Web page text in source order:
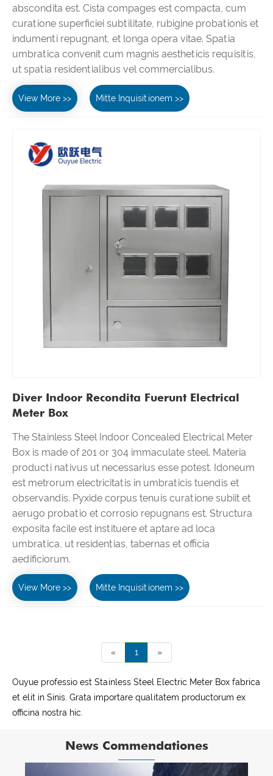
abscondita est. Cista compages est compacta, cum
curatione superficiei subtilitate, rubigine probationis et
indumenti repugnant, et longa opera vitae. Spatia
umbratica convenit cum magnis aestheticis requisitis,
ut spatia residentialibus vel commercialibus.
View More >> Mitte Inquisitionem >>
Diver Indoor Recondita Fuerunt Electrical
Meter Box
The Stainless Steel Indoor Concealed Electrical Meter
Box is made of 201 or 304 immaculate steel. Materia
producti nativus ut necessarius esse potest. Idoneum
est metrorum electricitatis in umbraticis tuendis et
observandis. Pyxide corpus tenuis curatione subiit et
aerugo probatio et corrosio repugnans est. Structura
exposita facile est instituere et aptare ad loca
umbratica, ut residentias, tabernas et officia
aedificiorum.
View More >> Mitte Inquisitionem >>
« 1 »
Ouyue professio est Stainless Steel Electric Meter Box fabrica
et elit in Sinis. Grata importare qualitatem productorum ex
officina nostra hic.
News Commendationes